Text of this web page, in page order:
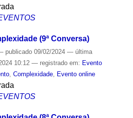
(9ª Conversa)
publicado09/02/2024 — última
10:12 — registrado em: Evento
, Complexidade, Evento online